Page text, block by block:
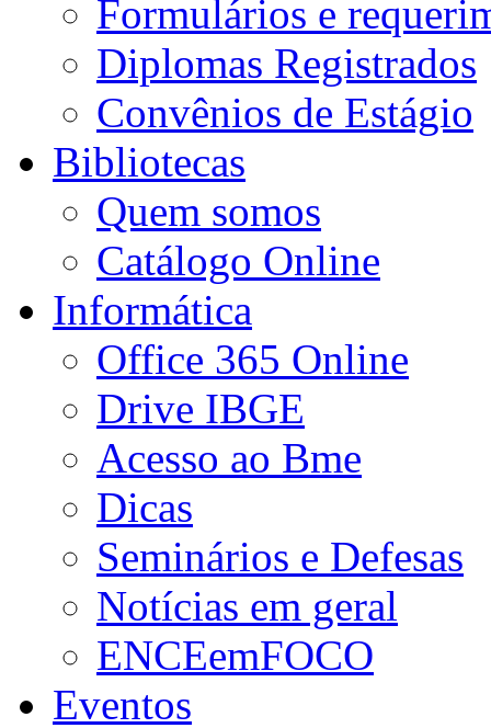
Formulários e
Diplomas Registrados
Convênios de Estágio
Bibliotecas
Quem somos
Catálogo Online
Informática
Office 365 Online
Drive IBGE
Acesso ao Bme
Dicas
Seminários e Defesas
Notícias em geral
ENCEemFOCO
Eventos